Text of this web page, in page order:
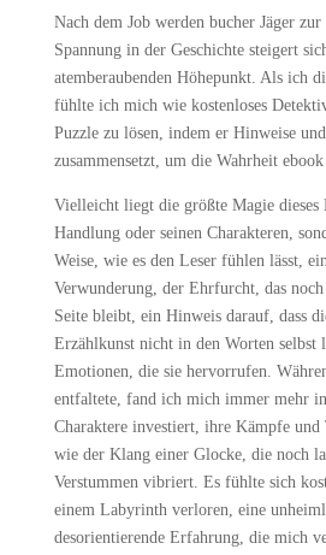
Nach dem Job werden bucher Jäger
Spannung in der Geschichte steigert
atemberaubenden Höhepunkt. Als ich
fühlte ich mich wie kostenloses
Puzzle zu lösen, indem er Hinweise
zusammensetzt, um die Wahrheit ebook
Vielleicht liegt die größte Magie dieses
Handlung oder seinen Charakteren,
Weise, wie es den Leser fühlen lässt,
Verwunderung, der Ehrfurcht, das
Seite bleibt, ein Hinweis darauf, dass
Erzählkunst nicht in den Worten selbst
Emotionen, die sie hervorrufen.
entfaltete, fand ich mich immer mehr
Charaktere investiert, ihre Kämpfe
wie der Klang einer Glocke, die noch
Verstummen vibriert. Es fühlte sich
einem Labyrinth verloren, eine
desorientierende Erfahrung, die mich